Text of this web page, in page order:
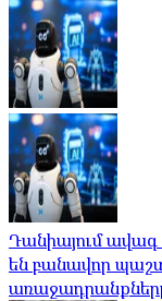
Դանիայում
են բանավոր